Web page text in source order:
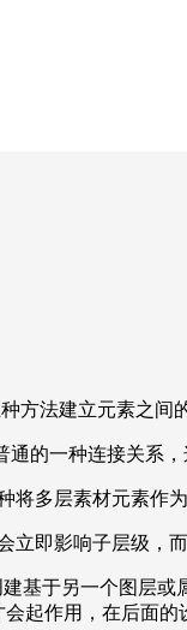
方法建立元素之间
的一种连接关系
多层素材元素作
即影响子层级，
基于另一个图层
起作用，在后面